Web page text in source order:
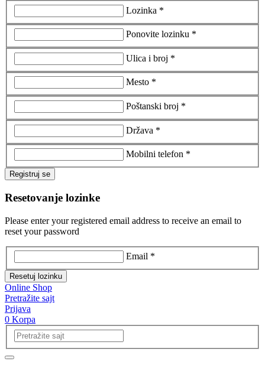
Lozinka *
Ponovite lozinku *
Ulica i broj *
Mesto *
Poštanski broj *
Država *
Mobilni telefon *
Registruj se
Resetovanje lozinke
Please enter your registered email address to receive an email to
reset your password
Email *
Resetuj lozinku
Online Shop
Pretražite sajt
Prijava
0 Korpa